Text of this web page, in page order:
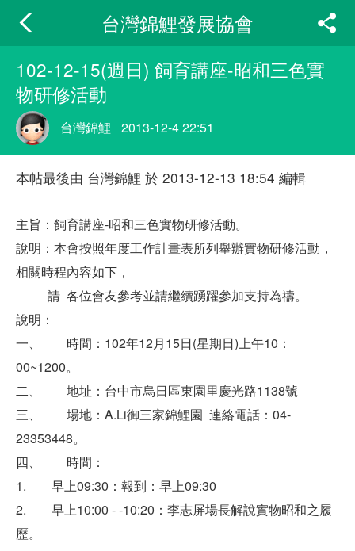
台灣錦鯉發展協會
102-12-15(週日) 飼育講座-昭和三色實
物研修活動
台灣錦鯉 2013-12-4 22:51
本帖最後由 台灣錦鯉 於 2013-12-13 18:54 編輯
主旨：飼育講座-昭和三色實物研修活動。
說明：本會按照年度工作計畫表所列舉辦實物研修活動，
相關時程內容如下，
請 各位會友參考並請繼續踴躍參加支持為禱。
說明：
一、 時間：102年12月15日(星期日)上午10：
00~1200。
二、 地址：台中市烏日區東園里慶光路1138號
三、 場地：A.Li御三家錦鯉園 連絡電話：04-
23353448。
四、 時間：
1. 早上09:30：報到：早上09:30
2. 早上10:00 - -10:20：李志屏場長解說實物昭和之履
歷。